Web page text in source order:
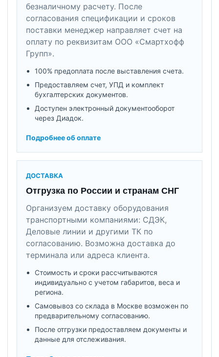
безналичному расчету. После
согласования спецификации и сроков
поставки менеджер направляет счет на
оплату по реквизитам ООО «Смартхофф
Групп».
100% предоплата после выставления счета.
Предоставляем счет, УПД и комплект
бухгалтерских документов.
Доступен электронный документооборот
через Диадок.
Подробнее об оплате
ДОСТАВКА
Отгрузка по России и странам СНГ
Организуем доставку оборудования
транспортными компаниями: СДЭК,
Деловые линии и другими ТК по
согласованию. Возможна доставка до
терминала или адреса клиента.
Стоимость и сроки рассчитываются
индивидуально с учетом габаритов, веса и
региона.
Самовывоз со склада в Москве возможен по
предварительному согласованию.
После отгрузки предоставляем документы и
данные для отслеживания.